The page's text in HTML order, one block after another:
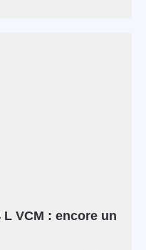
L VCM : encore un